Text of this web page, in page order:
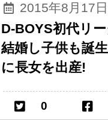
2015年8月17
D-BOYS初代リ
結婚し子供も誕
に長女を出産!
0